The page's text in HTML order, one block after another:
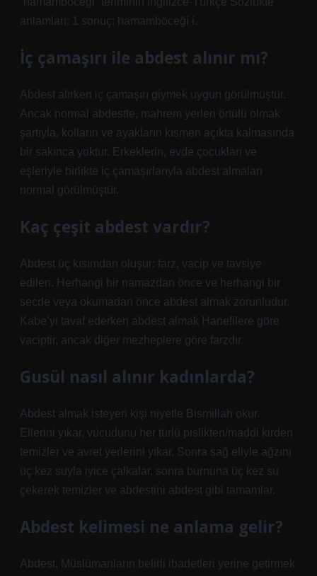
anlamları: 1 sonuç: hamamböceği i.
İç çamaşırı ile abdest alınır mı?
Abdest alırken iç çamaşırı giymek uygun görülmüştür.
Ancak normal abdestte, mahrem yerleri örtülü olmak
şartıyla, kolların ve ayakların kısmen açıkta kalmasında
bir sakınca yoktur. Erkeklerin, evde çocukları ve
eşleriyle birlikte iç çamaşırlarıyla abdest almaları
normal görülmüştür.
Kaç çeşit abdest vardır?
Abdest üç kısımdan oluşur: farz, vacip ve tavsiye
edilen. Herhangi bir namazdan önce ve herhangi bir
secde veya okumadan önce abdest almak zorunludur.
Kabe’yi tavaf ederken abdest almak Hanefilere göre
vaciptir, ancak diğer mezheplere göre farzdır.
Gusül nasıl alınır kadınlarda?
Abdest almak isteyen kişi niyetle Bismillah okur.
Ellerini yıkar, vücudunu her türlü pislikten/maddi kirden
temizler ve avret yerlerini yıkar. Sonra sağ eliyle ağzını
üç kez suyla iyice çalkalar, sonra burnuna üç kez su
çekerek temizler ve abdestini abdest gibi tamamlar.
Abdest kelimesi ne anlama gelir?
Abdest, Müslümanların belirli ibadetleri yerine getirmek